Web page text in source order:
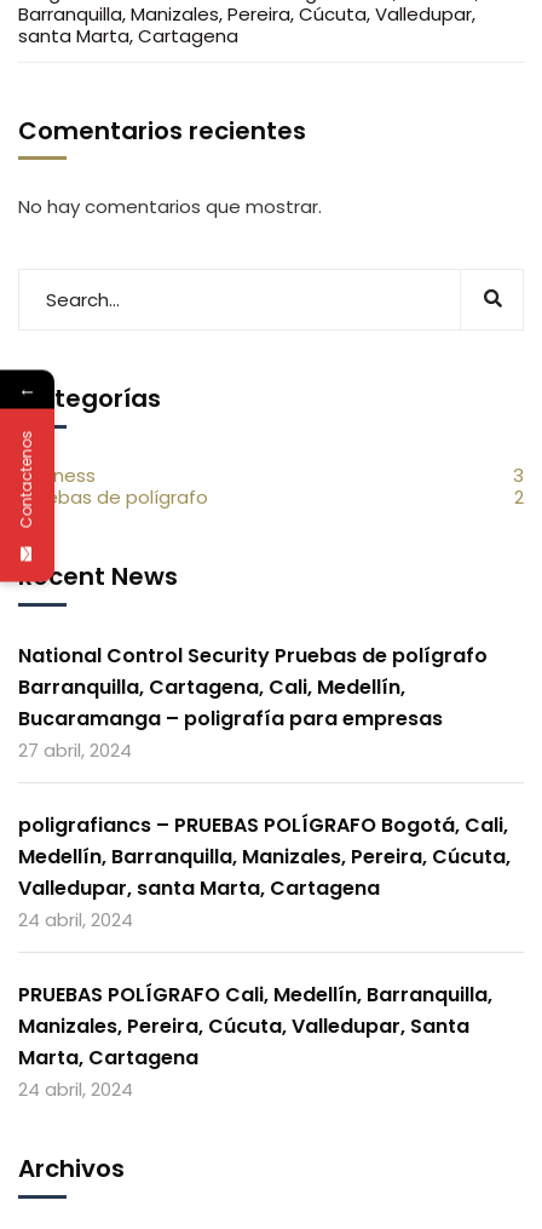
Barranquilla, Manizales, Pereira, Cúcuta, Valledupar,
santa Marta, Cartagena
Comentarios recientes
No hay comentarios que mostrar.
Categorías
Business
3
Pruebas de polígrafo
2
Recent News
National Control Security Pruebas de polígrafo
Barranquilla, Cartagena, Cali, Medellín,
Bucaramanga – poligrafía para empresas
27 abril, 2024
poligrafiancs – PRUEBAS POLÍGRAFO Bogotá, Cali,
Medellín, Barranquilla, Manizales, Pereira, Cúcuta,
Valledupar, santa Marta, Cartagena
24 abril, 2024
PRUEBAS POLÍGRAFO Cali, Medellín, Barranquilla,
Manizales, Pereira, Cúcuta, Valledupar, Santa
Marta, Cartagena
24 abril, 2024
Archivos
←
Contactenos